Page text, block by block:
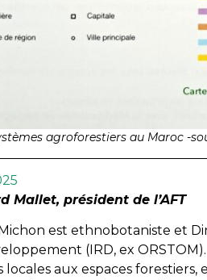
agroforestiers au Maroc -
Mallet, président de l’AFT
est ethnobotaniste et
(IRD, ex
locales aux espaces